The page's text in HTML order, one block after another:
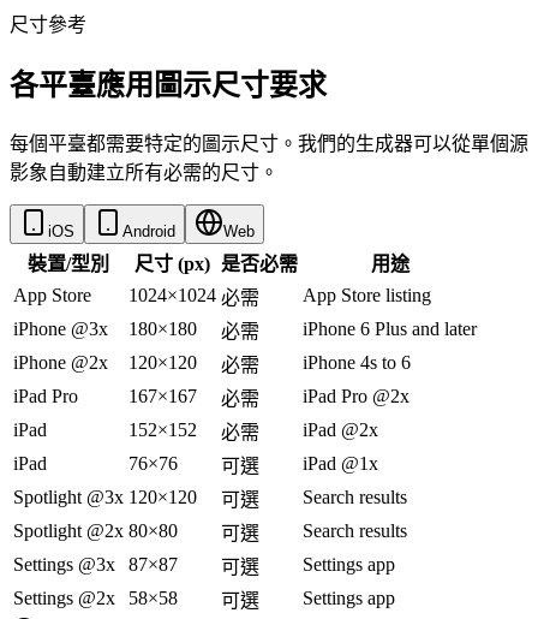
尺寸參考
各平臺應用圖示尺寸要求
每個平臺都需要特定的圖示尺寸。我們的生成器可以從單個源
影象自動建立所有必需的尺寸。
iOS Android Web
裝置/型別 尺寸 (px) 是否必需
用途
App Store
1024×1024 必需
App Store listing
iPhone @3x
180×180 必需
iPhone 6 Plus and later
iPhone @2x
120×120 必需
iPhone 4s to 6
iPad Pro
167×167 必需
iPad Pro @2x
iPad
152×152 必需
iPad @2x
iPad
76×76 可選
iPad @1x
Spotlight @3x 120×120 可選
Search results
Spotlight @2x 80×80 可選
Search results
Settings @3x
87×87 可選
Settings app
Settings @2x
58×58 可選 Settings app